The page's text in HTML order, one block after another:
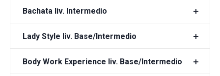
Bachata liv. Intermedio
Lady Style liv. Base/Intermedio
Body Work Experience liv. Base/Intermedio